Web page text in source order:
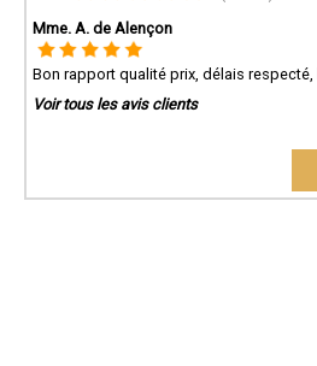
Mme. A. de Alençon
Bon rapport qualité prix, délais
Voir tous les avis clients